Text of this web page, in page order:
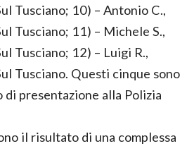
Tusciano; 10) – Antonio C.,
Tusciano; 11) – Michele S.,
Tusciano; 12) – Luigi R.,
Tusciano. Questi cinque sono
di presentazione alla Polizia
il risultato di una complessa